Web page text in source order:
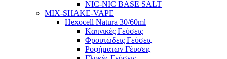
NIC-NIC BASE SALT
MIX-SHAKE-VAPE
Hexocell Natura 30/60ml
Kαπνικές Γεύσεις
Φρουτώδεις Γεύσεις
Ροφήματων Γέυσεις